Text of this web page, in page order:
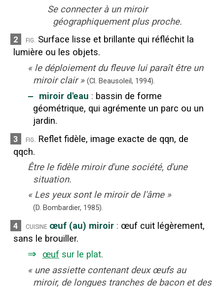
Se connecter à un miroir
géographiquement plus proche.
2 fig. Surface lisse et brillante qui réfléchit la
lumière ou les objets.
« le déploiement du fleuve lui paraît être un
miroir clair » (Cl. Beausoleil, 1994).
‒ miroir d'eau : bassin de forme
géométrique, qui agrémente un parc ou un
jardin.
3 fig. Reflet fidèle, image exacte de qqn, de
qqch.
Être le fidèle miroir d'une société, d'une
situation.
« Les yeux sont le miroir de l'âme »
(D. Bombardier, 1985).
4 cuisine œuf (au) miroir : œuf cuit légèrement,
sans le brouiller.
⇒ œuf sur le plat.
« une assiette contenant deux œufs au
miroir, de longues tranches de bacon et des